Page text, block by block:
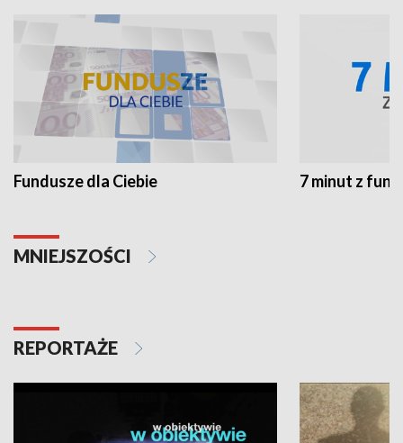
Fundusze dla Ciebie 7 minut z
MNIEJSZOŚCI
REPORTAŻE